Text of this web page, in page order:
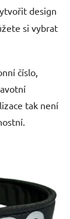
design
si vybrat
číslo,
tak není